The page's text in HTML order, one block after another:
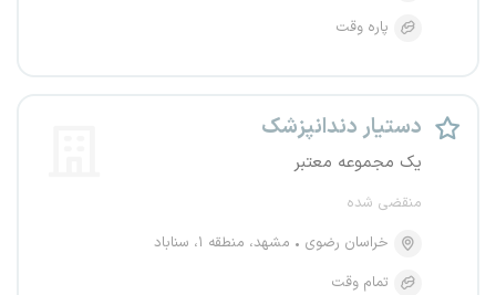
پاره وقت
دستیار دندانپزشک
یک مجموعه معتبر
منقضی شده
خراسان رضوی
مشهد، منطقه ۱، سناباد
تمام وقت